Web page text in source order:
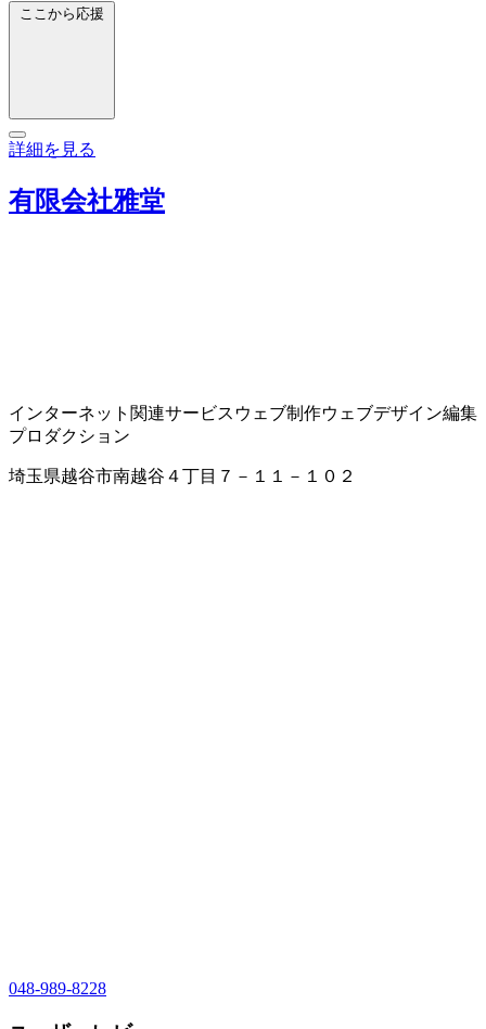
ここから応援
詳細を見る
有限会社雅堂
インターネット関連サービス ウェブ制作ウェブデザイン編集
プロダクション
埼玉県越谷市南越谷４丁目７－１１－１０２
048-989-8228